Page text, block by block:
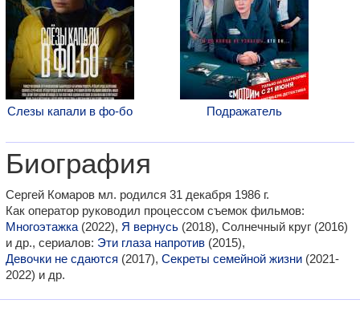
Слезы капали в фо-бо Подражатель
Биография
Сергей Комаров мл. родился 31 декабря 1986 г.
Как оператор руководил процессом съемок фильмов:
Многоэтажка (2022), Я вернусь (2018), Солнечный круг (2016)
и др., сериалов: Эти глаза напротив (2015),
Девочки не сдаются (2017), Секреты семейной жизни (2021-
2022) и др.